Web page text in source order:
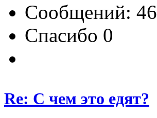
Сообщений: 46
Спасибо 0
Re: С чем это едят?